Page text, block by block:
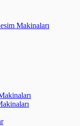
Makinaları